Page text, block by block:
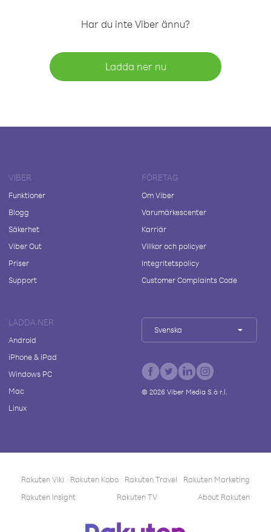
Har du inte Viber ännu?
Ladda ner nu
VIBER
Funktioner
Blogg
Säkerhet
Viber Out
Priser
Support
FÖRETAG
Om Viber
Varumärkescenter
Karriär
Villkor och policyer
Integritetspolicy
Customer Complaints Code
LADDA NER
Android
iPhone & iPad
Windows PC
Mac
Linux
Svenska
© 2026Viber Media S.à r.l.
Rakuten Viki Rakuten Kobo Rakuten Travel
Rakuten Marketing
Rakuten Insight
Rakuten TV About Rakuten